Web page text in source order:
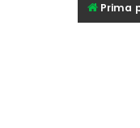
Prima